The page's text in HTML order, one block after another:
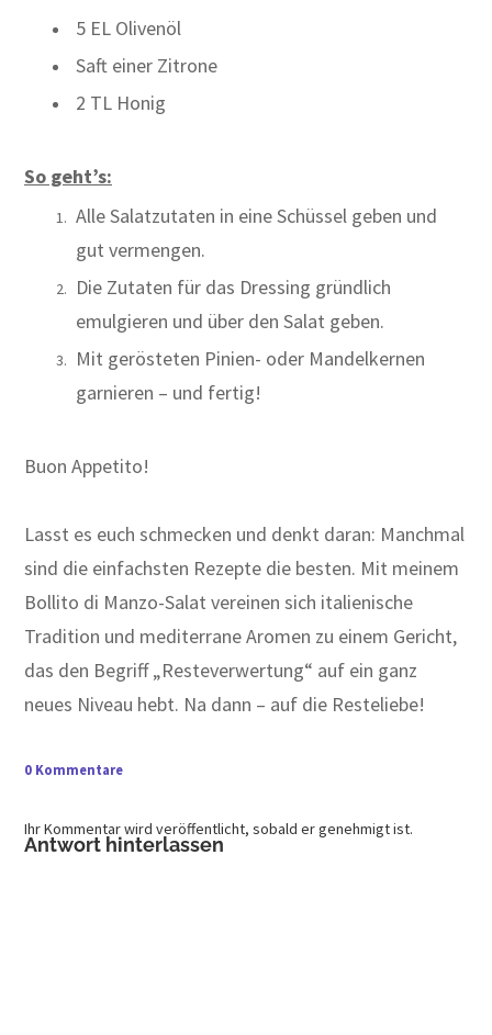
5 EL Olivenöl
Saft einer Zitrone
2 TL Honig
So geht’s:
Alle Salatzutaten in eine Schüssel geben und
gut vermengen.
Die Zutaten für das Dressing gründlich
emulgieren und über den Salat geben.
Mit gerösteten Pinien- oder Mandelkernen
garnieren – und fertig!
Buon Appetito!
Lasst es euch schmecken und denkt daran: Manchmal
sind die einfachsten Rezepte die besten. Mit meinem
Bollito di Manzo-Salat vereinen sich italienische
Tradition und mediterrane Aromen zu einem Gericht,
das den Begriff „Resteverwertung“ auf ein ganz
neues Niveau hebt. Na dann – auf die Resteliebe!
0 Kommentare
Ihr Kommentar wird veröffentlicht, sobald er genehmigt ist.
Antwort hinterlassen